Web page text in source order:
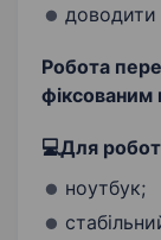
доводити
Робота
фіксованим
💻Для
ноутбук;